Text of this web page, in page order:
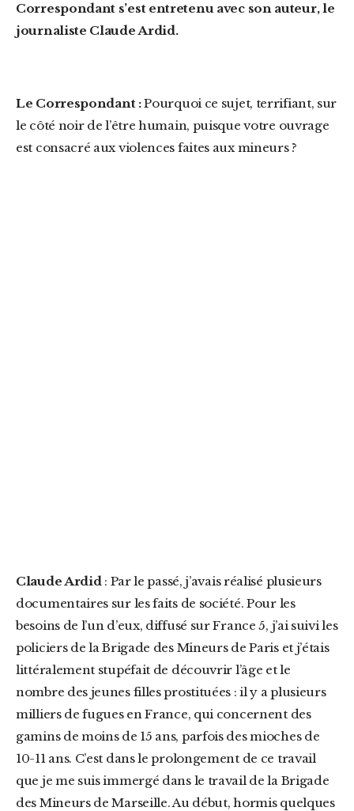
Correspondant s’est entretenu avec son auteur, le
journaliste Claude Ardid.
Le Correspondant :Pourquoi ce sujet, terrifiant, sur
le côté noir de l’être humain, puisque votre ouvrage
est consacré aux violences faites aux mineurs ?
Claude Ardid: Par le passé, j’avais réalisé plusieurs
documentaires sur les faits de société. Pour les
besoins de l’un d’eux, diffusé sur France 5, j’ai suivi les
policiers de la Brigade des Mineurs de Paris et j’étais
littéralement stupéfait de découvrir l’âge et le
nombre des jeunes filles prostituées : il y a plusieurs
milliers de fugues en France, qui concernent des
gamins de moins de 15 ans, parfois des mioches de
10-11 ans. C’est dans le prolongement de ce travail
que je me suis immergé dans le travail de la Brigade
des Mineurs de Marseille. Au début, hormis quelques